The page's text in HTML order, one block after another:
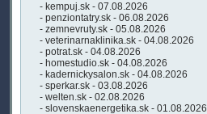
- kempuj.sk - 07.08.2026
- penziontatry.sk - 06.08.2026
- zemnevruty.sk - 05.08.2026
- veterinarnaklinika.sk - 04.08.2026
- potrat.sk - 04.08.2026
- homestudio.sk - 04.08.2026
- kadernickysalon.sk - 04.08.2026
- sperkar.sk - 03.08.2026
- welten.sk - 02.08.2026
- slovenskaenergetika.sk - 01.08.2026